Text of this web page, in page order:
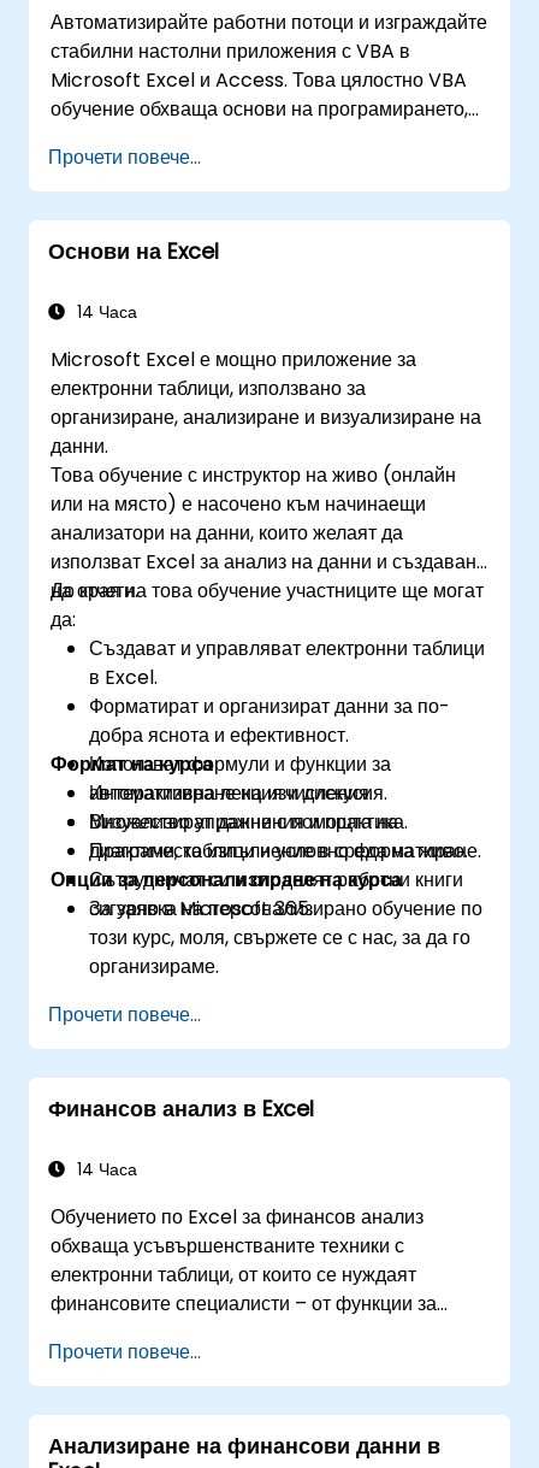
Автоматизирайте работни потоци и изграждайте
стабилни настолни приложения с VBA в
Microsoft Excel и Access. Това цялостно VBA
обучение обхваща основи на програмирането,
SQL бази данни, разработка на потребителски
интерфейс, техники за дебъгване, обработка на
грешки и разширени процедури за анализ в
Excel чрез практически упражнения —
финансови специалисти и разработчици да
усъвършенствани способности за управление
на данни и създаване на отчети.
Прочети повече...
Основи на Excel
14 Часа
Microsoft Excel е мощно приложение за
електронни таблици, използвано за
организиране, анализиране и визуализиране на
данни.
Това обучение с инструктор на живо (онлайн
или на място) е насочено към начинаещи
анализатори на данни, които желаят да
използват Excel за анализ на данни и създаване
на отчети.
До края на това обучение участниците ще могат
да:
Създават и управляват електронни таблици
в Excel.
Форматират и организират данни за по-
добра яснота и ефективност.
Използват формули и функции за
автоматизиране на изчисления.
Визуализират данни с помощта на
диаграми, таблици и условно форматиране.
Сътрудничат си и споделят работни книги
сигурно в Microsoft 365.
Формат на курса
Интерактивна лекция и дискусия.
Множество упражнения и практика.
Практическо изпълнение в среда на живо.
Опции за персонализиране на курса
За заявка на персонализирано обучение по
този курс, моля, свържете се с нас, за да го
организираме.
Прочети повече...
Финансов анализ в Excel
14 Часа
Обучението по Excel за финансов анализ
обхваща усъвършенстваните техники с
електронни таблици, от които се нуждаят
финансовите специалисти – от функции за
обобщени таблици до условно форматиране,
работни потоци с външни данни и анализ на
ценни книжа. Показва практически подходи за
оценка на концепциите за стойност на парите
Прочети повече...
Анализиране на финансови данни в